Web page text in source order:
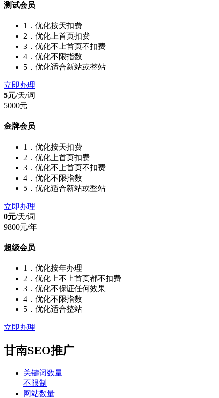
测试会员
1．优化按天扣费
2．优化上首页扣费
3．优化不上首页不扣费
4．优化不限指数
5．优化适合新站或整站
立即办理
5元/天/词
5000元
金牌会员
1．优化按天扣费
2．优化上首页扣费
3．优化不上首页不扣费
4．优化不限指数
5．优化适合新站或整站
立即办理
0元/天/词
9800元/年
超级会员
1．优化按年办理
2．优化上不上首页都不扣费
3．优化不保证任何效果
4．优化不限指数
5．优化适合整站
立即办理
甘南SEO推广
关键词数量
不限制
网站数量